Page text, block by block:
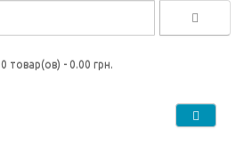
0 товар(ов) - 0.00 грн.